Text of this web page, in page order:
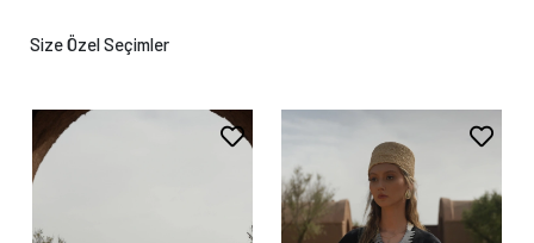
Size Özel Seçimler